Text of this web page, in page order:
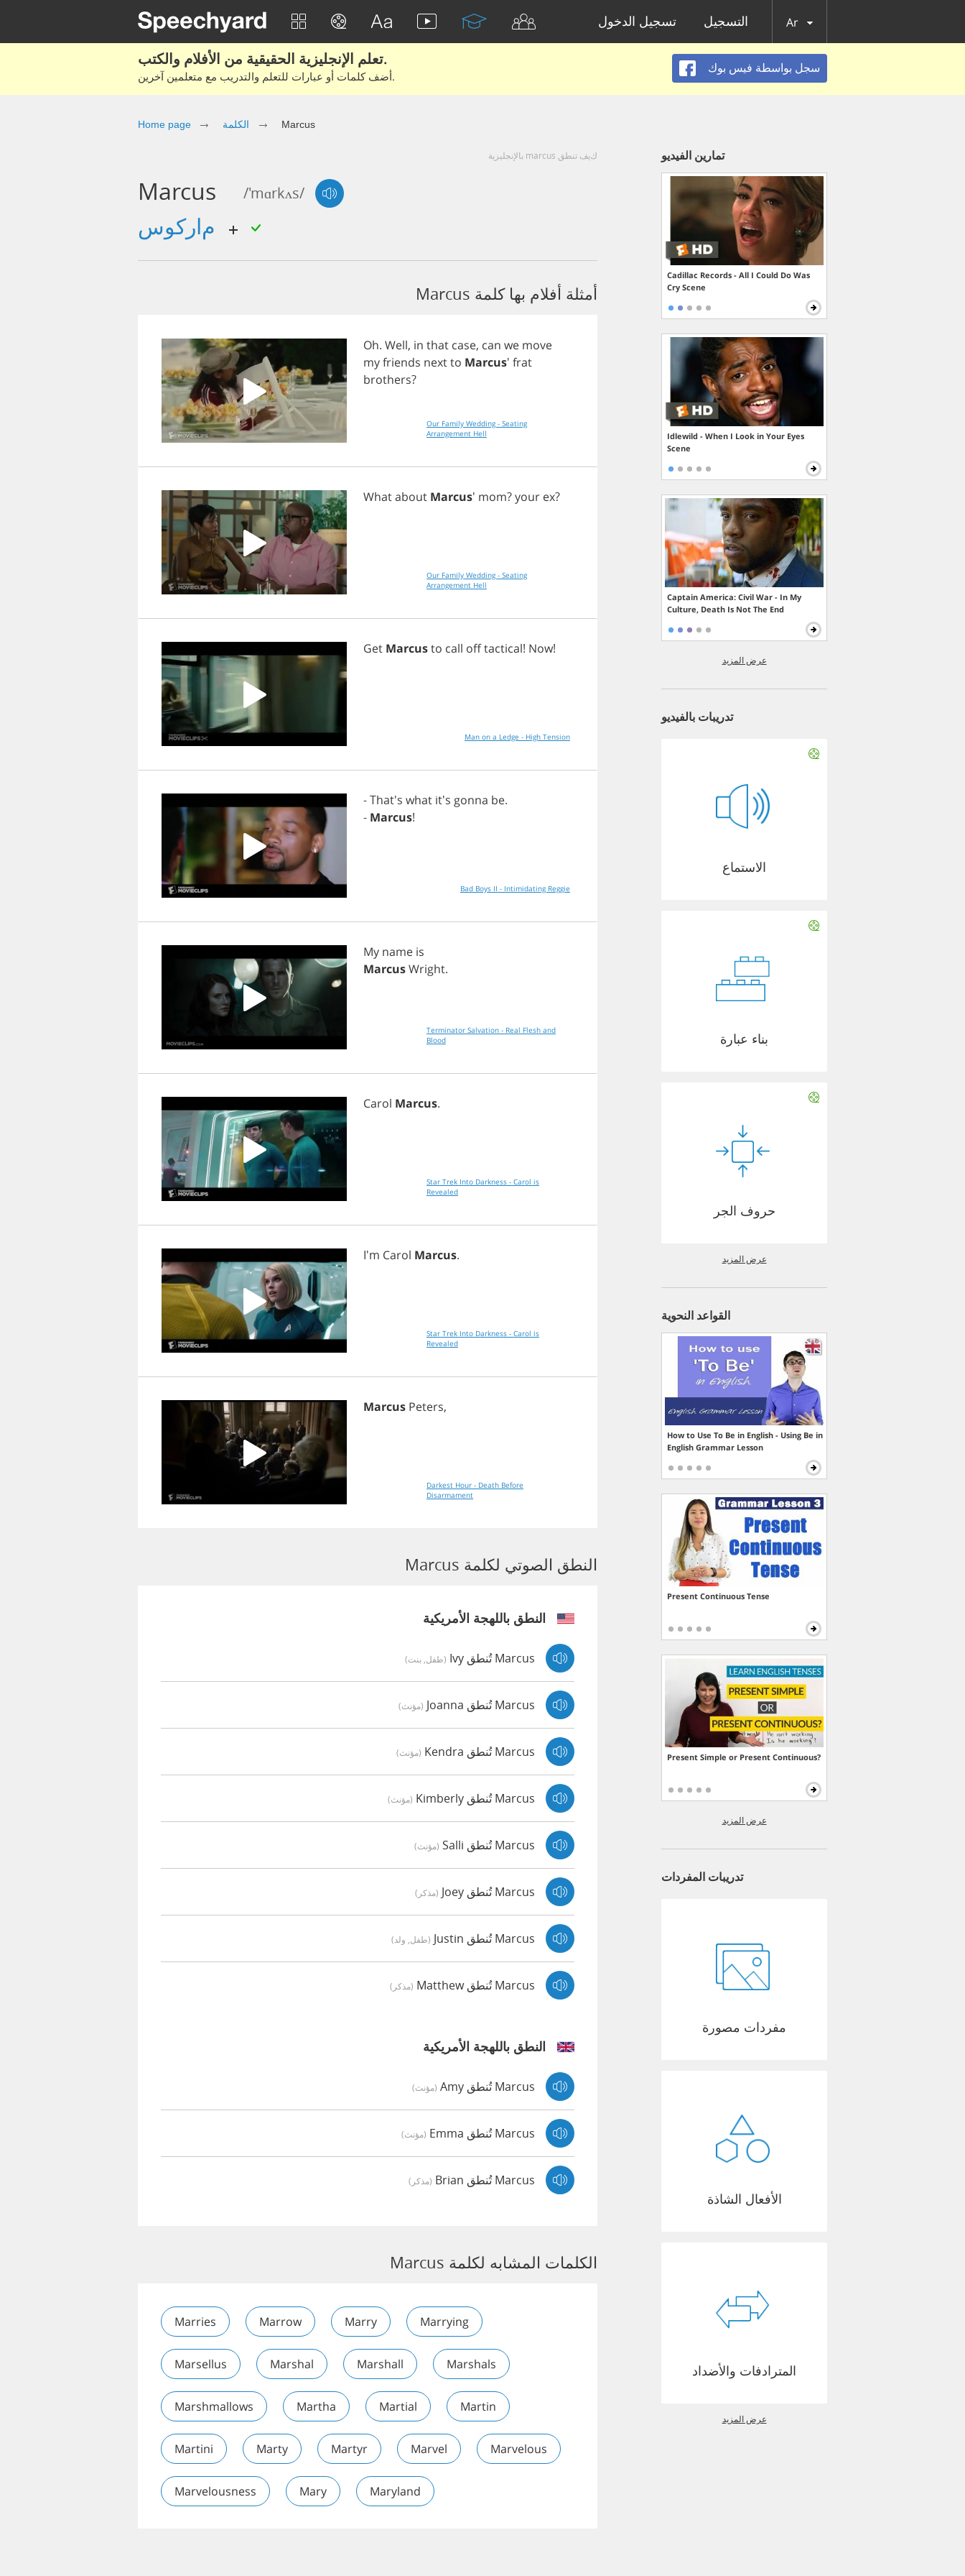
تسجيل الدخول التسجيل Ar
تعلم الإنجليزية الحقيقية من الأفلام والكتب.
أضف كلمات أو عبارات للتعلم والتدريب مع متعلمين آخرين.
سجل بواسطة فيس بوك
Home page الكلمة Marcus
كيف تنطق marcus بالإنجليزية
Marcus /'mɑrkʌs/
أمثلة أفلام بها كلمة Marcus
Oh. Well, in that case, can we move
myfriends nextto Marcus' frat
brothers?
Our Family Wedding - Seating
Arrangement Hell
Whatabout Marcus' mom?your ex?
Our Family Wedding - Seating
Arrangement Hell
Get Marcusto call offtactical! Now!
Man on a Ledge - High Tension
- That's what it's gonna be.
- Marcus!
Bad Boys II - Intimidating Reggie
My name is
MarcusWright.
Terminator Salvation - Real Flesh and
Blood
Carol Marcus.
Star Trek Into Darkness - Carol is
Revealed
I'm Carol Marcus.
Star Trek Into Darkness - Carol is
Revealed
Marcus Peters,
Darkest Hour - Death Before
Disarmament
النطق الصوتي لكلمة Marcus
النطق باللهجة الأمريكية
Marcus تُنطق Ivy (طفل, بنت)
Marcus تُنطق Joanna (مؤنث)
Marcus تُنطق Kendra (مؤنث)
Marcus تُنطق Kimberly (مؤنث)
Marcus تُنطق Salli (مؤنث)
Marcus تُنطق Joey (مذكر)
Marcus تُنطق Justin (طفل, ولد)
Marcus تُنطق Matthew (مذكر)
النطق باللهجة الأمريكية
Marcus تُنطق Amy (مؤنث)
Marcus تُنطق Emma (مؤنث)
Marcus تُنطق Brian (مذكر)
الكلمات المشابه لكلمة Marcus
Marries Marrow Marry Marrying
Marsellus Marshal Marshall Marshals
Marshmallows Martha Martial Martin
Martini Marty Martyr Marvel Marvelous
Marvelousness Mary Maryland
تمارين الفيديو
Cadillac Records - All I Could Do Was
Cry Scene
Idlewild - When I Look in Your Eyes
Scene
Captain America: Civil War - In My
Culture, Death Is Not The End
عرض المزيد
تدريبات بالفيديو
الاستماع
بناء عبارة
حروف الجر
عرض المزيد
القواعد النحوية
How to Use To Be in English - Using Be in
English Grammar Lesson
Present Continuous Tense
Present Simple or Present Continuous?
عرض المزيد
تدريبات المفردات
مفردات مصورة
الأفعال الشاذة
المترادفات والأضداد
عرض المزيد